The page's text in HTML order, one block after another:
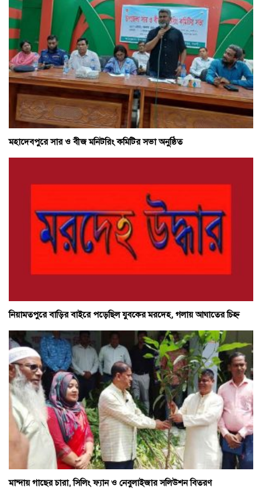
মহাদেবপুরে সার ও বীজ মনিটরিং কমিটির সভা অনুষ্ঠিত
নিয়ামতপুরে বাড়ির বাইরে পড়েছিল যুবকের মরদেহ, গলায় আঘাতের চিহ্ন
মান্দায় গাছের চারা, সিলিং ফ্যান ও নেবুলাইজার সলিউশন বিতরণ